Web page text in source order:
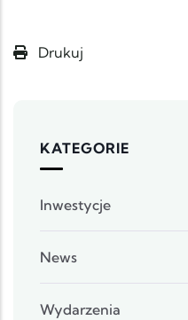
Drukuj
KATEGORIE
Inwestycje
News
Wydarzenia